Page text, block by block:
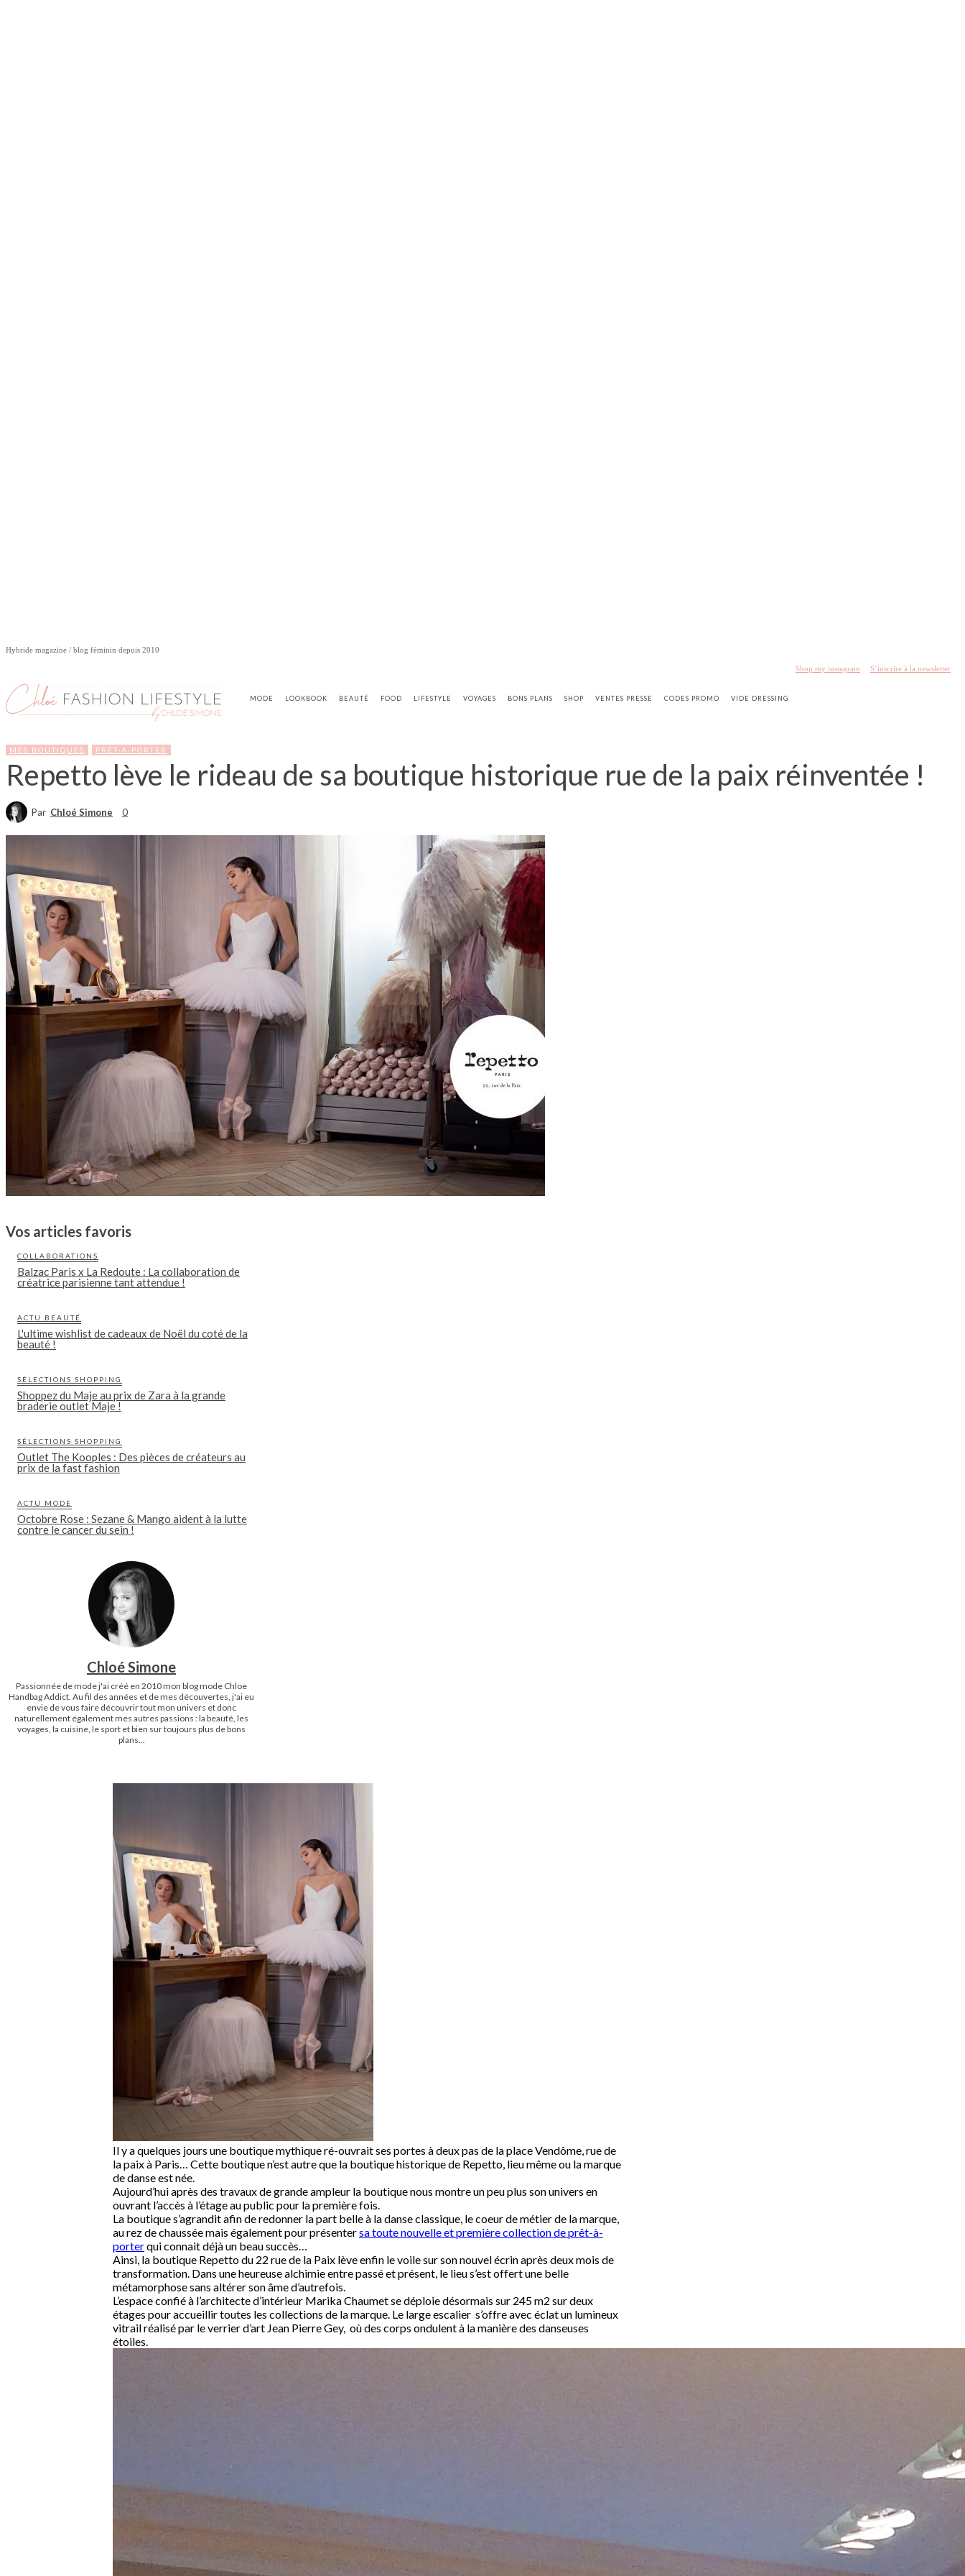
Hybride magazine / blog féminin depuis 2010
Shop my instagram S’inscrire à la newsletter
MODE LOOKBOOK BEAUTÉ FOOD LIFESTYLE VOYAGES BONS PLANS SHOP VENTES PRESSE CODES PROMO VIDE DRESSING
MES BOUTIQUES PRÊT-À-PORTER
Repetto lève le rideau de sa boutique historique rue de la paix réinventée !
Par Chloé Simone 0
Vos articles favoris
COLLABORATIONS
Balzac Paris x La Redoute : La collaboration de
créatrice parisienne tant attendue !
ACTU BEAUTÉ
L'ultime wishlist de cadeaux de Noël du coté de la
beauté !
SÉLECTIONS SHOPPING
Shoppez du Maje au prix de Zara à la grande
braderie outlet Maje !
SÉLECTIONS SHOPPING
Outlet The Kooples : Des pièces de créateurs au
prix de la fast fashion
ACTU MODE
Octobre Rose : Sezane & Mango aident à la lutte
contre le cancer du sein !
Chloé Simone
Passionnée de mode j'ai créé en 2010 mon blog mode Chloe
Handbag Addict. Au fil des années et de mes découvertes, j'ai eu
envie de vous faire découvrir tout mon univers et donc
naturellement également mes autres passions : la beauté, les
voyages, la cuisine, le sport et bien sur toujours plus de bons
plans...
Il y a quelques jours une boutique mythique ré-ouvrait ses portes à deux pas de la place Vendôme, rue de
la paix à Paris… Cette boutique n’est autre que la boutique historique de Repetto, lieu même ou la marque
de danse est née.
Aujourd’hui après des travaux de grande ampleur la boutique nous montre un peu plus son univers en
ouvrant l’accès à l’étage au public pour la première fois.
La boutique s’agrandit afin de redonner la part belle à la danse classique, le coeur de métier de la marque,
au rez de chaussée mais également pour présentersa toute nouvelle et première collection de prêt-à-
porterqui connait déjà un beau succès…
Ainsi, la boutique Repetto du 22 rue de la Paix lève enfin le voile sur son nouvel écrin après deux mois de
transformation. Dans une heureuse alchimie entre passé et présent, le lieu s’est offert une belle
métamorphose sans altérer son âme d’autrefois.
L’espace confié à l’architecte d’intérieur Marika Chaumet se déploie désormais sur 245 m2 sur deux
étages pour accueillir toutes les collections de la marque. Le large escalier s’offre avec éclat un lumineux
vitrail réalisé par le verrier d’art Jean Pierre Gey, où des corps ondulent à la manière des danseuses
étoiles.